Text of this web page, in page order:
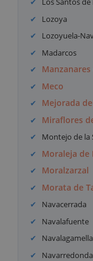
Lozoya
Lozoyuela-
Madarcos
Manzanares
Meco
Mejorada
Miraflores
Montejo de la
Moraleja de
Moralzarzal
Morata de
Navacerrada
Navalafuente
Navalagamella